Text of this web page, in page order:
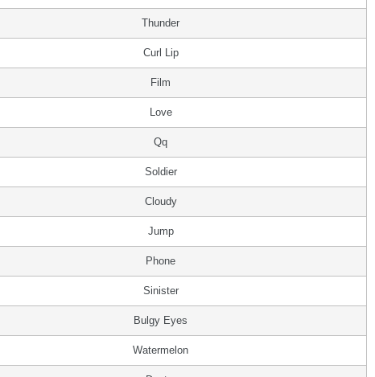
Thunder
Curl Lip
Film
Love
Qq
Soldier
Cloudy
Jump
Phone
Sinister
Bulgy Eyes
Watermelon